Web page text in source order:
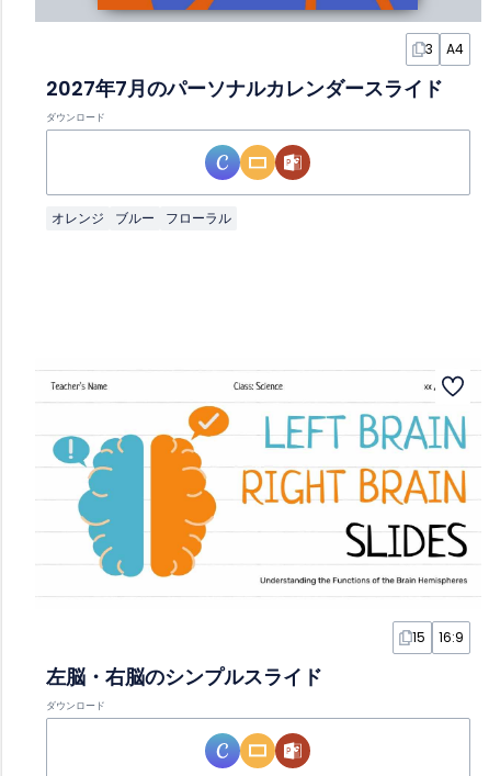
3 A4
2027年7月のパーソナルカレンダースライド
ダウンロード
オレンジ ブルー フローラル
15 16:9
左脳・右脳のシンプルスライド
ダウンロード